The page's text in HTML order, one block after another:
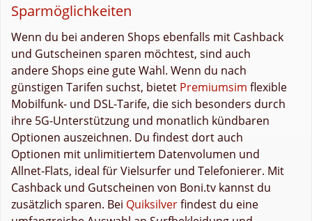
Sparmöglichkeiten
Wenn du bei anderen Shops ebenfalls mit Cashback
und Gutscheinen sparen möchtest, sind auch
andere Shops eine gute Wahl. Wenn du nach
günstigen Tarifen suchst, bietet Premiumsim flexible
Mobilfunk- und DSL-Tarife, die sich besonders durch
ihre 5G-Unterstützung und monatlich kündbaren
Optionen auszeichnen. Du findest dort auch
Optionen mit unlimitiertem Datenvolumen und
Allnet-Flats, ideal für Vielsurfer und Telefonierer. Mit
Cashback und Gutscheinen von Boni.tv kannst du
zusätzlich sparen. Bei Quiksilverfindest du eine